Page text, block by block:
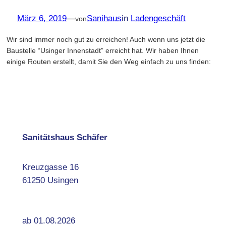
März 6, 2019—vonSanihausin Ladengeschäft
Wir sind immer noch gut zu erreichen! Auch wenn uns jetzt die
Baustelle “Usinger Innenstadt” erreicht hat. Wir haben Ihnen
einige Routen erstellt, damit Sie den Weg einfach zu uns finden:
Sanitätshaus Schäfer
Kreuzgasse 16
61250 Usingen
ab 01.08.2026